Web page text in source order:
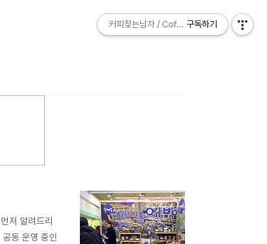
커피찾는남자 / Coffee Explorer
구독하기
저 알려드리
동 운영 중인
커피찾는남자 / Coffee Explorer
구독하기